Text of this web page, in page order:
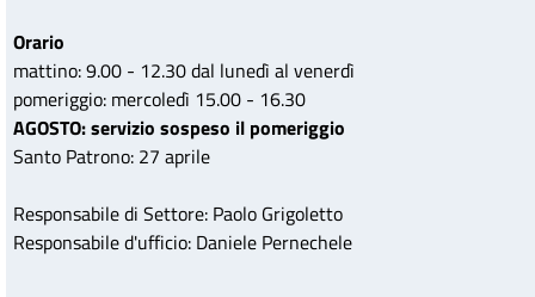
Orario
mattino: 9.00 - 12.30 dal lunedì al venerdì
pomeriggio: mercoledì 15.00 - 16.30
AGOSTO: servizio sospeso il pomeriggio
Santo Patrono: 27 aprile
Responsabile di Settore: Paolo Grigoletto
Responsabile d'ufficio: Daniele Pernechele